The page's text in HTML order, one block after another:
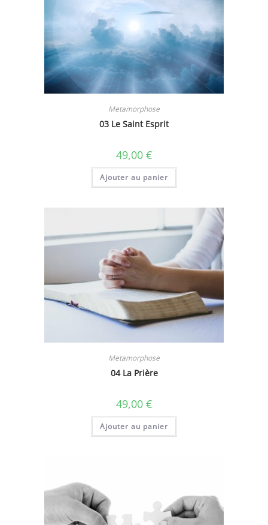
Metamorphose
03 Le Saint Esprit
49,00 €
Ajouter au panier
Metamorphose
04 La Prière
49,00 €
Ajouter au panier